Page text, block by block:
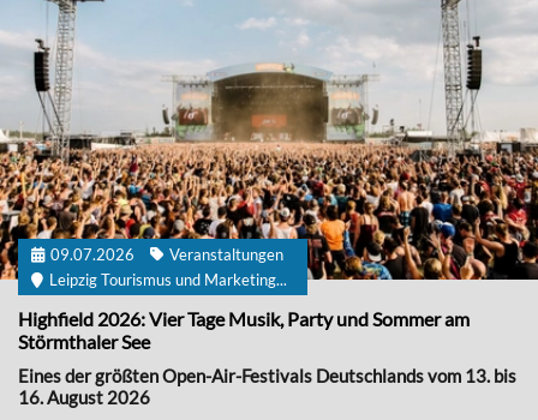
09.07.2026
Veranstaltungen
Leipzig Tourismus und Marketing...
Highfield 2026: Vier Tage Musik, Party und Sommer am
Störmthaler See
Eines der größten Open-Air-Festivals Deutschlands vom 13. bis
16. August 2026